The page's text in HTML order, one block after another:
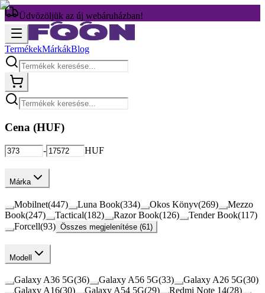
Üdvözöljük az új webáruházban!
TermékekMárkákBlog
Cena (HUF)
- HUF
Márka
Mobilnet(447) Luna Book(334) Okos Könyv(269)
Mezzo
Book(247) Tactical(182) Razor Book(126) Tender Book(117)
Forcell(93) Összes megjelenítése (61)
Modell
Galaxy A36 5G(36) Galaxy A56 5G(33) Galaxy A26 5G(30)
Galaxy A16(30) Galaxy A54 5G(29) Redmi Note 14(28)